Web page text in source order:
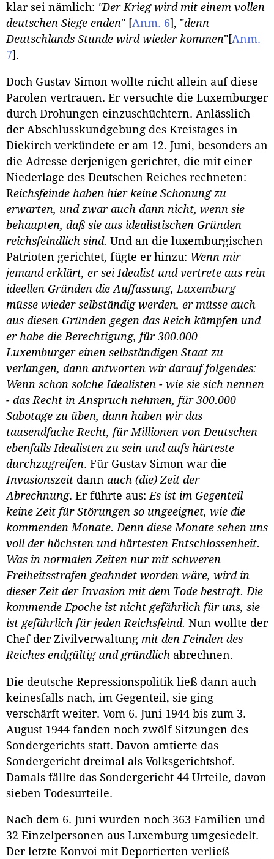
klar sei nämlich: "Der Krieg wird mit einem vollen
deutschen Siege enden" [Anm. 6] , "denn
Deutschlands Stunde wird wieder kommen"[Anm.
7] .
Doch Gustav Simon wollte nicht allein auf diese
Parolen vertrauen. Er versuchte die Luxemburger
durch Drohungen einzuschüchtern. Anlässlich
der Abschlusskundgebung des Kreistages in
Diekirch verkündete er am 12. Juni, besonders an
die Adresse derjenigen gerichtet, die mit einer
Niederlage des Deutschen Reiches rechneten:
Reichsfeinde haben hier keine Schonung zu
erwarten, und zwar auch dann nicht, wenn sie
behaupten, daß sie aus idealistischen Gründen
reichsfeindlich sind. Und an die luxemburgischen
Patrioten gerichtet, fügte er hinzu: Wenn mir
jemand erklärt, er sei Idealist und vertrete aus rein
ideellen Gründen die Auffassung, Luxemburg
müsse wieder selbständig werden, er müsse auch
aus diesen Gründen gegen das Reich kämpfen und
er habe die Berechtigung, für 300.000
Luxemburger einen selbständigen Staat zu
verlangen, dann antworten wir darauf folgendes:
Wenn schon solche Idealisten - wie sie sich nennen
- das Recht in Anspruch nehmen, für 300.000
Sabotage zu üben, dann haben wir das
tausendfache Recht, für Millionen von Deutschen
ebenfalls Idealisten zu sein und aufs härteste
durchzugreifen. Für Gustav Simon war die
Invasionszeit dann auch (die) Zeit der
Abrechnung. Er führte aus:Es ist im Gegenteil
keine Zeit für Störungen so ungeeignet, wie die
kommenden Monate. Denn diese Monate sehen uns
voll der höchsten und härtesten Entschlossenheit.
Was in normalen Zeiten nur mit schweren
Freiheitsstrafen geahndet worden wäre, wird in
dieser Zeit der Invasion mit dem Tode bestraft. Die
kommende Epoche ist nicht gefährlich für uns, sie
ist gefährlich für jeden Reichsfeind. Nun wollte der
Chef der Zivilverwaltung mit den Feinden des
Reiches endgültig und gründlich abrechnen.
Die deutsche Repressionspolitik ließ dann auch
keinesfalls nach, im Gegenteil, sie ging
verschärft weiter. Vom 6. Juni 1944 bis zum 3.
August 1944 fanden noch zwölf Sitzungen des
Sondergerichts statt. Davon amtierte das
Sondergericht dreimal als Volksgerichtshof.
Damals fällte das Sondergericht 44 Urteile, davon
sieben Todesurteile.
Nach dem 6. Juni wurden noch 363 Familien und
32 Einzelpersonen aus Luxemburg umgesiedelt.
Der letzte Konvoi mit Deportierten verließ